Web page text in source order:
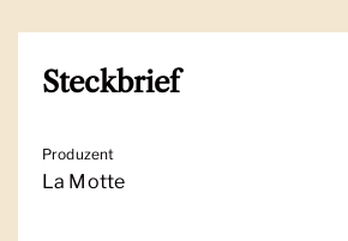
Steckbrief
Produzent
La Motte